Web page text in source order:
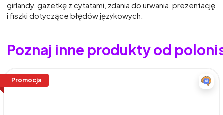
girlandy, gazetkę z cytatami, zdania do urwania, prezentację
i fiszki dotyczące błędów językowych.
Poznaj inne produkty od
Promocja